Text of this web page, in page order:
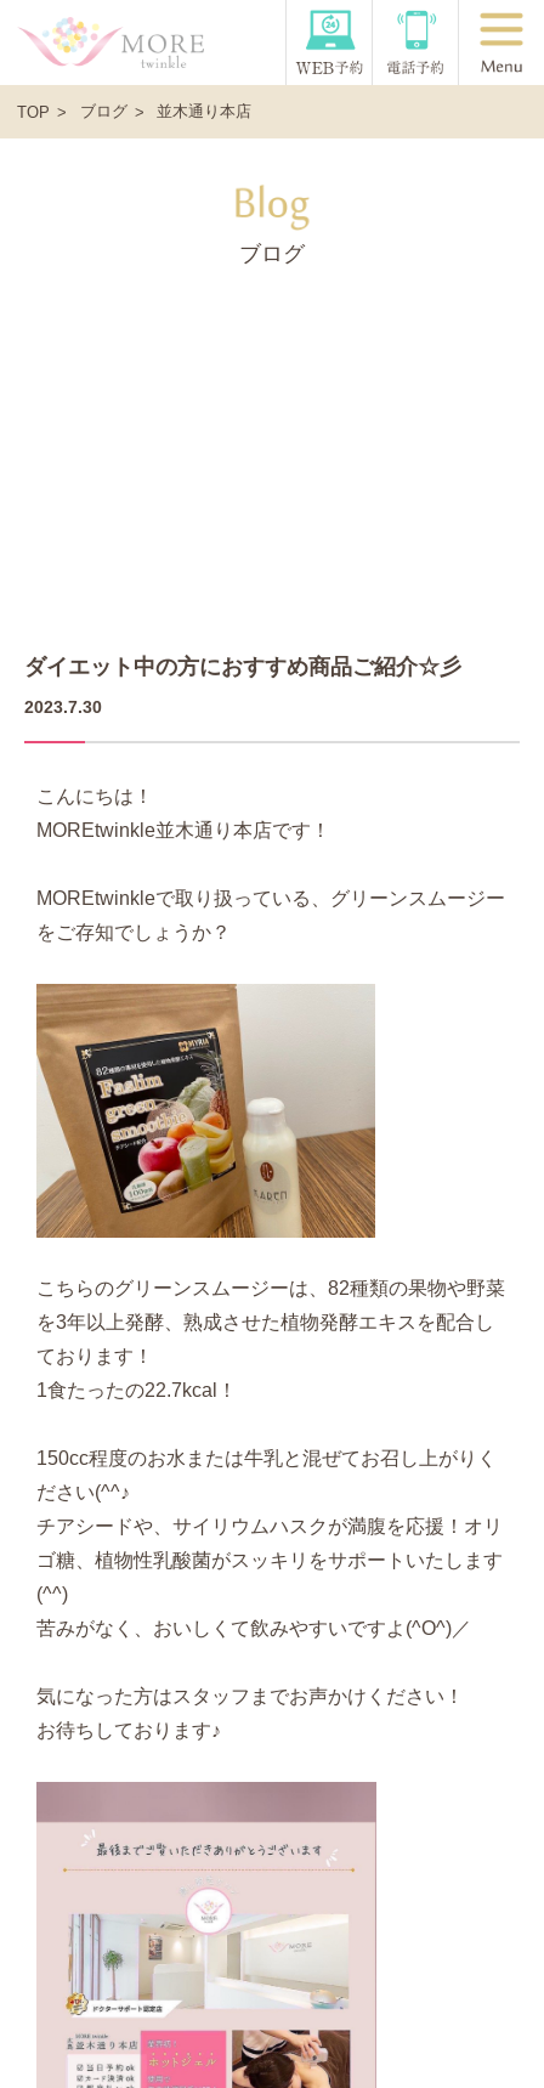
TOP ブログ 並木通り本店
ブログ
ダイエット中の方におすすめ商品ご紹介☆彡
2023.7.30
こんにちは！
MOREtwinkle並木通り本店です！
MOREtwinkleで取り扱っている、グリーンスムージー
をご存知でしょうか？
こちらのグリーンスムージーは、82種類の果物や野菜
を3年以上発酵、熟成させた植物発酵エキスを配合し
ております！
1食たったの22.7kcal！
150cc程度のお水または牛乳と混ぜてお召し上がりく
ださい(^^♪
チアシードや、サイリウムハスクが満腹を応援！オリ
ゴ糖、植物性乳酸菌がスッキリをサポートいたします
(^^)
苦みがなく、おいしくて飲みやすいですよ(^O^)／
気になった方はスタッフまでお声かけください！
お待ちしております♪